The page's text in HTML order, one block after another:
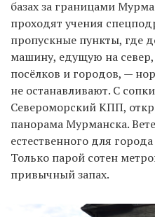
базах за границами
проходят учения
пропускные пункты, где
машину, едущую на
посёлков и городов, —
не останавливают. С
Североморский КПП,
панорама Мурманска.
естественного для
Только парой сотен
привычный запах.